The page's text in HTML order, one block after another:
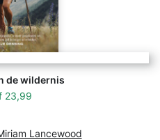
de wildernis
23,99
Lancewood